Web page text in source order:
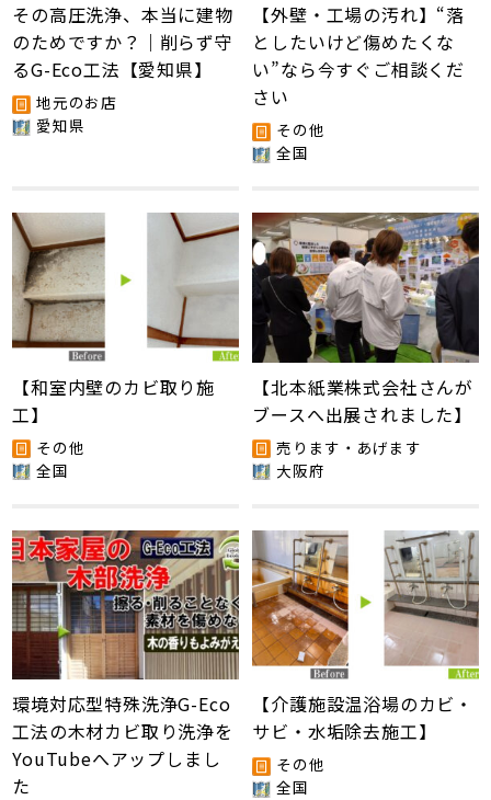
その高圧洗浄、本当に建物
のためですか？｜削らず守
るG-Eco工法【愛知県】
地元のお店
愛知県
【外壁・工場の汚れ】“落
としたいけど傷めたくな
い”なら今すぐご相談くだ
さい
その他
全国
【和室内壁のカビ取り施
工】
その他
全国
【北本紙業株式会社さんが
ブースへ出展されました】
売ります・あげます
大阪府
環境対応型特殊洗浄G-Eco
工法の木材カビ取り洗浄を
YouTubeへアップしまし
た
【介護施設温浴場のカビ・
サビ・水垢除去施工】
その他
全国